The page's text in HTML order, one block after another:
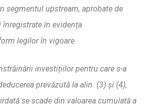
segmentul upstream, aprobate de
înregistrate în evidența
legilor în vigoare.
ăinării investițiilor pentru care s-a
prevăzută la alin. (3) si (4),
ă se scade din valoarea cumulată a